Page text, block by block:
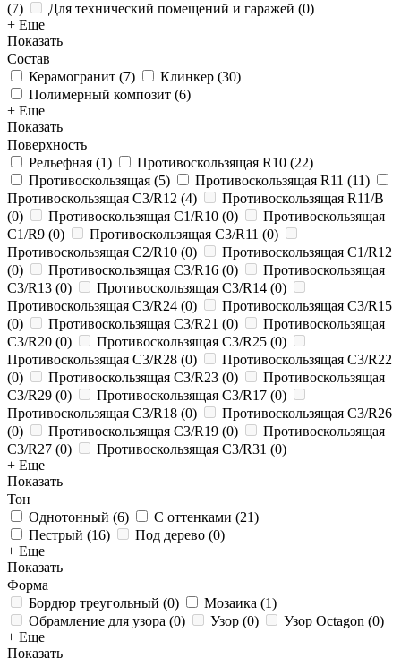
(7) Для технический помещений и гаражей (0)
+ Еще
Показать
Состав
Керамогранит (7) Клинкер (30)
Полимерный композит (6)
+ Еще
Показать
Поверхность
Рельефная (1) Противоскользящая R10 (22)
Противоскользящая (5) Противоскользящая R11 (11)
Противоскользящая C3/R12 (4)
Противоскользящая R11/B
(0) Противоскользящая C1/R10 (0)
Противоскользящая
C1/R9 (0) Противоскользящая C3/R11 (0)
Противоскользящая C2/R10 (0)
Противоскользящая C1/R12
(0) Противоскользящая C3/R16 (0)
Противоскользящая
C3/R13 (0) Противоскользящая C3/R14 (0)
Противоскользящая C3/R24 (0)
Противоскользящая C3/R15
(0) Противоскользящая C3/R21 (0)
Противоскользящая
C3/R20 (0) Противоскользящая C3/R25 (0)
Противоскользящая C3/R28 (0)
Противоскользящая C3/R22
(0) Противоскользящая C3/R23 (0)
Противоскользящая
C3/R29 (0) Противоскользящая C3/R17 (0)
Противоскользящая C3/R18 (0)
Противоскользящая C3/R26
(0) Противоскользящая C3/R19 (0)
Противоскользящая
C3/R27 (0) Противоскользящая C3/R31 (0)
+ Еще
Показать
Тон
Однотонный (6) С оттенками (21)
Пестрый (16) Под дерево (0)
+ Еще
Показать
Форма
Бордюр треугольный (0) Мозаика (1)
Обрамление для узора (0) Узор (0) Узор Octagon (0)
+ Еще
Показать